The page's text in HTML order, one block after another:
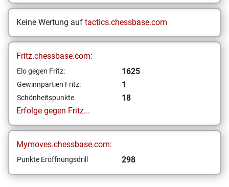
Keine Wertung auf tactics.chessbase.com
Fritz.chessbase.com:
Elo gegen Fritz: 1625
Gewinnpartien Fritz: 1
Schönheitspunkte
18
Erfolge gegen Fritz...
Mymoves.chessbase.com:
Punkte Eröffnungsdrill 298